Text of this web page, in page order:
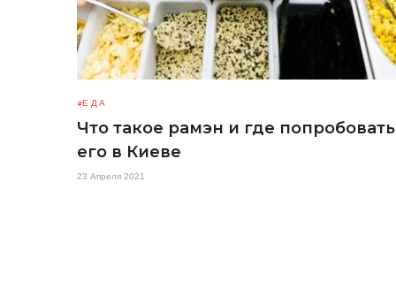
ЕДА
Что такое рамэн и где попробовать
его в Киеве
23 Апреля 2021